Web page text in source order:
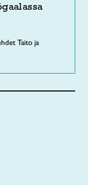
Taito ja